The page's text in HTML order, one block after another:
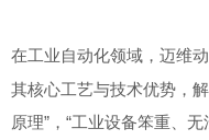
在工业自动化领域，迈维
其核心工艺与技术优势，
原理”，“工业设备笨重、